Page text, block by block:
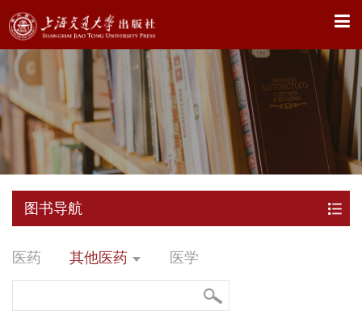
X
图书导航
医药 其他医药 医学